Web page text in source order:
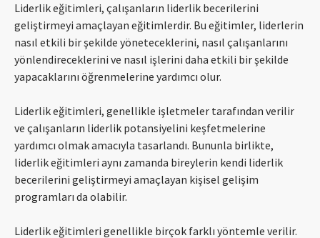
Liderlik eğitimleri, çalışanların liderlik becerilerini
geliştirmeyi amaçlayan eğitimlerdir. Bu eğitimler, liderlerin
nasıl etkili bir şekilde yöneteceklerini, nasıl çalışanlarını
yönlendireceklerini ve nasıl işlerini daha etkili bir şekilde
yapacaklarını öğrenmelerine yardımcı olur.
Liderlik eğitimleri, genellikle işletmeler tarafından verilir
ve çalışanların liderlik potansiyelini keşfetmelerine
yardımcı olmak amacıyla tasarlandı. Bununla birlikte,
liderlik eğitimleri aynı zamanda bireylerin kendi liderlik
becerilerini geliştirmeyi amaçlayan kişisel gelişim
programları da olabilir.
Liderlik eğitimleri genellikle birçok farklı yöntemle verilir.